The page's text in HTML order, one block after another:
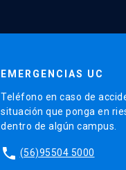
EMERGENCIAS UC
Teléfono en caso de
situación que ponga en
dentro de algún campus.
phone (56)95504 5000